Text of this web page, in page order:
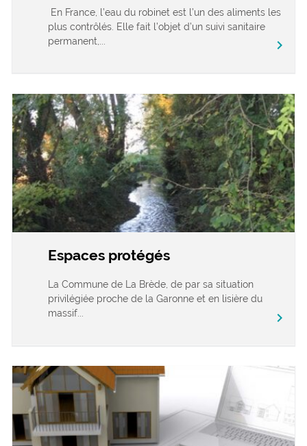
En France, l’eau du robinet est l’un des aliments les
plus contrôlés. Elle fait l’objet d’un suivi sanitaire
permanent,...
chevron_right
Espaces protégés
La Commune de La Brède, de par sa situation
privilégiée proche de la Garonne et en lisière du
massif...
chevron_right